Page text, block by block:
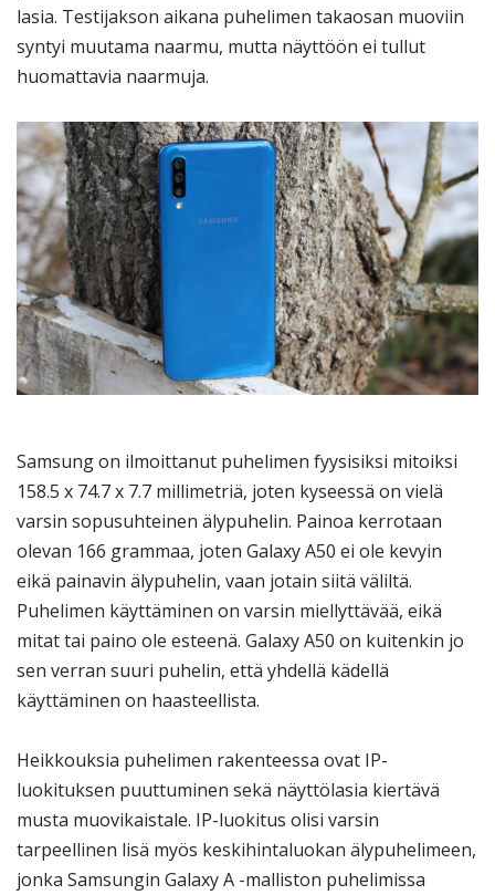
lasia. Testijakson aikana puhelimen takaosan muoviin
syntyi muutama naarmu, mutta näyttöön ei tullut
huomattavia naarmuja.
Samsung on ilmoittanut puhelimen fyysisiksi mitoiksi
158.5 x 74.7 x 7.7 millimetriä, joten kyseessä on vielä
varsin sopusuhteinen älypuhelin. Painoa kerrotaan
olevan 166 grammaa, joten Galaxy A50 ei ole kevyin
eikä painavin älypuhelin, vaan jotain siitä väliltä.
Puhelimen käyttäminen on varsin miellyttävää, eikä
mitat tai paino ole esteenä. Galaxy A50 on kuitenkin jo
sen verran suuri puhelin, että yhdellä kädellä
käyttäminen on haasteellista.
Heikkouksia puhelimen rakenteessa ovat IP-
luokituksen puuttuminen sekä näyttölasia kiertävä
musta muovikaistale. IP-luokitus olisi varsin
tarpeellinen lisä myös keskihintaluokan älypuhelimeen,
jonka Samsungin Galaxy A -malliston puhelimissa